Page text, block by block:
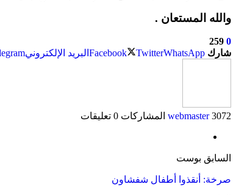
والله المستعان .
0
259
شارك
Facebook TwitterWhatsApp البريد الإلكتروني
webmaster 3072 المشاركات 0 تعليقات
السابق بوست
صرخة: أنقذوا أطفال شفشاون